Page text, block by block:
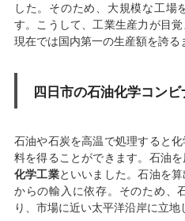
した。そのため、大規模な工場
す。こうして、工業生産力が目
現在では国内第一の生産額を誇る
四日市の石油化学コン
石油や石炭を高温で処理すると
料を得ることができます。石油
化学工業といいました。石油を
からの輸入に依存。そのため、
り、市場に近い太平洋沿岸に立地